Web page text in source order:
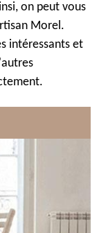
on peut vous
Morel.
intéressants et